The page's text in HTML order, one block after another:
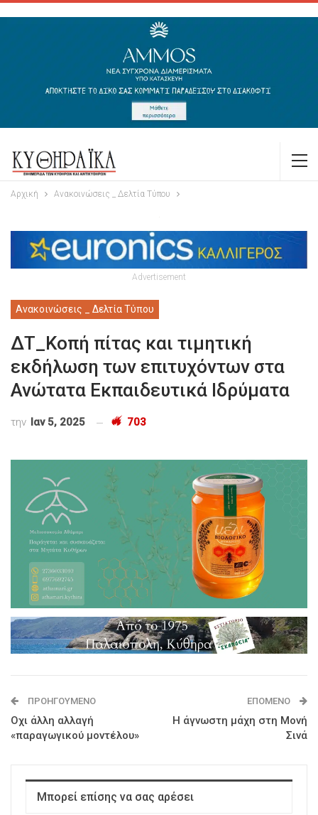
Αρχική Ανακοινώσεις _ Δελτία Τύπου
Advertisement
Ανακοινώσεις _ Δελτία Τύπου
ΔΤ_Κοπή πίτας και τιμητική
εκδήλωση των επιτυχόντων στα
Ανώτατα Εκπαιδευτικά Ιδρύματα
την Ιαν 5, 2025 703
ΠΡΟΗΓΟΎΜΕΝΟ
Οχι άλλη αλλαγή
«παραγωγικού μοντέλου»
ΕΠΌΜΕΝΟ
Η άγνωστη μάχη στη Μονή
Σινά
Μπορεί επίσης να σας αρέσει